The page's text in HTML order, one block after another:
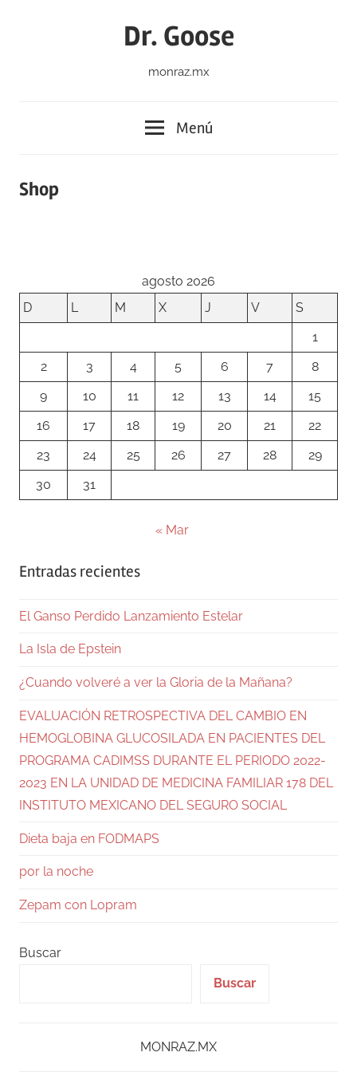
Dr. Goose
monraz.mx
Menú
Shop
agosto 2026
D
L M X J V
S
1
2
3 4 5 6 7
8
9
10 11 12 13 14
15
16
17 18 19 20 21
22
23
24 25 26 27 28
29
30
31
« Mar
Entradas recientes
El Ganso Perdido Lanzamiento Estelar
La Isla de Epstein
¿Cuando volveré a ver la Gloria de la Mañana?
EVALUACIÓN RETROSPECTIVA DEL CAMBIO EN
HEMOGLOBINA GLUCOSILADA EN PACIENTES DEL
PROGRAMA CADIMSS DURANTE EL PERIODO 2022-
2023 EN LA UNIDAD DE MEDICINA FAMILIAR 178 DEL
INSTITUTO MEXICANO DEL SEGURO SOCIAL
Dieta baja en FODMAPS
por la noche
Zepam con Lopram
Buscar
Buscar
MONRAZ.MX